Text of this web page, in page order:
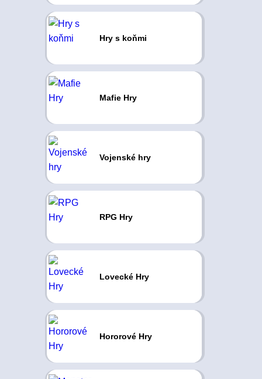
Hry s koňmi
Mafie Hry
Vojenské hry
RPG Hry
Lovecké Hry
Hororové Hry